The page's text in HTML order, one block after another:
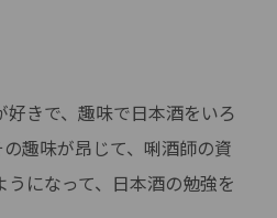
好きで、趣味で日本酒をいろ
趣味が昂じて、唎酒師の資
になって、日本酒の勉強を